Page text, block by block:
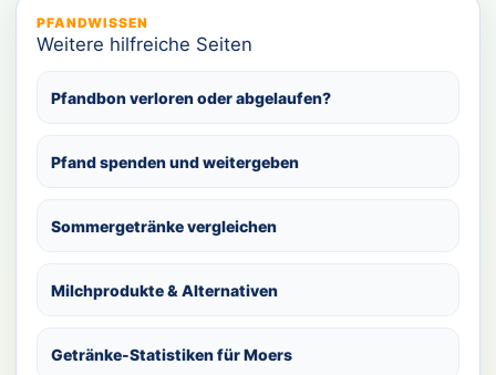
PFANDWISSEN
Weitere hilfreiche Seiten
Pfandbon verloren oder abgelaufen?
Pfand spenden und weitergeben
Sommergetränke vergleichen
Milchprodukte & Alternativen
Getränke-Statistiken für Moers